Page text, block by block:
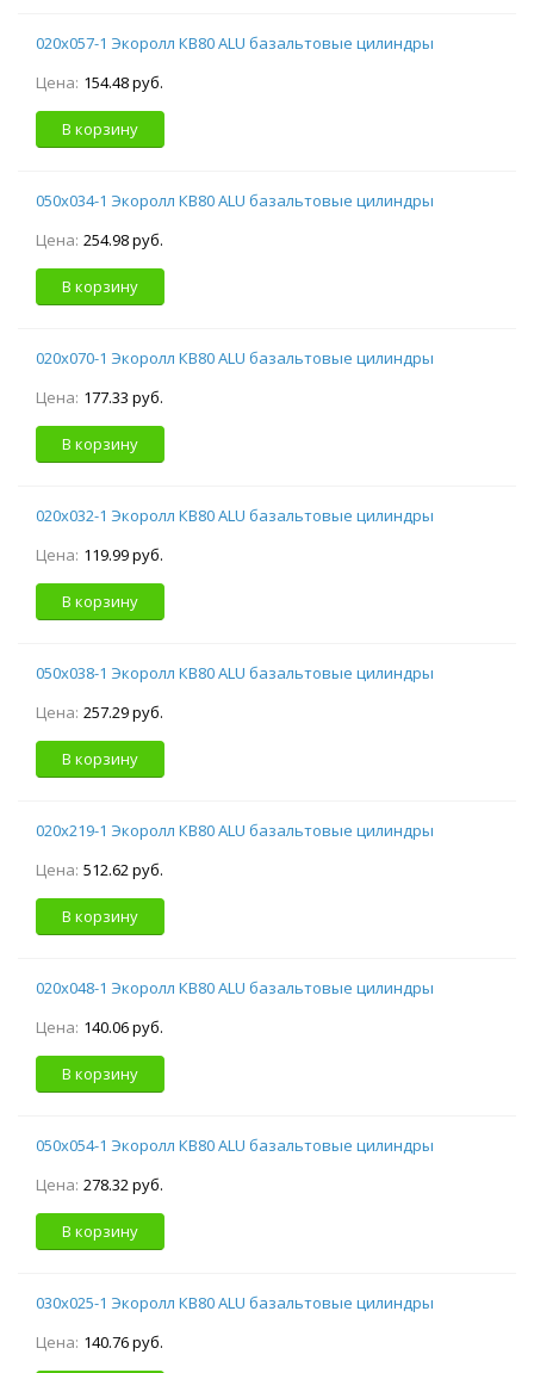
020х057-1 Экоролл КВ80 ALU базальтовые цилиндры
Цена: 154.48 руб.
В корзину
050х034-1 Экоролл КВ80 ALU базальтовые цилиндры
Цена: 254.98 руб.
В корзину
020х070-1 Экоролл КВ80 ALU базальтовые цилиндры
Цена: 177.33 руб.
В корзину
020х032-1 Экоролл КВ80 ALU базальтовые цилиндры
Цена: 119.99 руб.
В корзину
050х038-1 Экоролл КВ80 ALU базальтовые цилиндры
Цена: 257.29 руб.
В корзину
020х219-1 Экоролл КВ80 ALU базальтовые цилиндры
Цена: 512.62 руб.
В корзину
020х048-1 Экоролл КВ80 ALU базальтовые цилиндры
Цена: 140.06 руб.
В корзину
050х054-1 Экоролл КВ80 ALU базальтовые цилиндры
Цена: 278.32 руб.
В корзину
030х025-1 Экоролл КВ80 ALU базальтовые цилиндры
Цена: 140.76 руб.